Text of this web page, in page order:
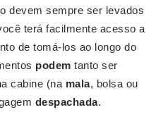
devem sempre ser levados
terá facilmente acesso a
de tomá-los ao longo do
podem tanto ser
cabine (na mala, bolsa ou
despachada.